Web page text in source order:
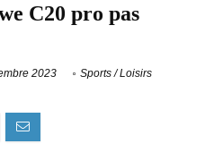
C20 pro pas
2023 Sports / Loisirs